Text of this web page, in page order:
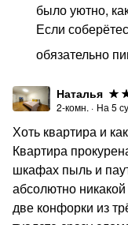
было уютно,
Если
обязательно
Наталья
2-комн. · На 5
Хоть квартира и
Квартира
шкафах пыль и
абсолютно
две конфорки из